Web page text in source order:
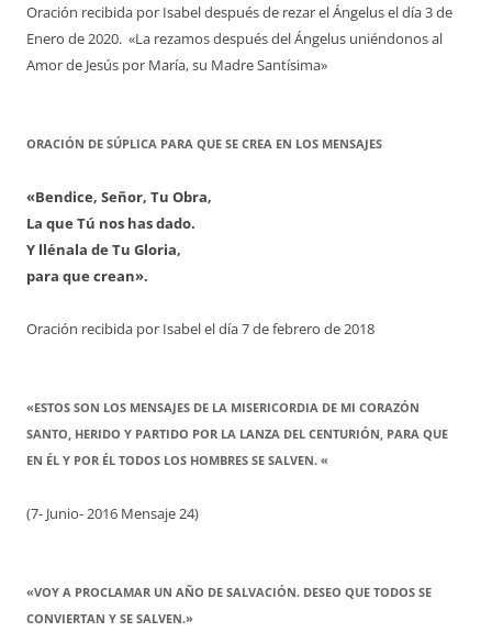
Oración recibida por Isabel después de rezar el Ángelus el día 3 de
Enero de 2020. «La rezamos después del Ángelus uniéndonos al
Amor de Jesús por María, su Madre Santísima»
ORACIÓN DE SÚPLICA PARA QUE SE CREA EN LOS MENSAJES
«Bendice, Señor, Tu Obra,
La que Tú nos has dado.
Y llénala de Tu Gloria,
para que crean».
Oración recibida por Isabel el día 7 de febrero de 2018
«ESTOS SON LOS MENSAJES DE LA MISERICORDIA DE MI CORAZÓN
SANTO, HERIDO Y PARTIDO POR LA LANZA DEL CENTURIÓN, PARA QUE
EN ÉL Y POR ÉL TODOS LOS HOMBRES SE SALVEN. «
(7- Junio- 2016 Mensaje 24)
«VOY A PROCLAMAR UN AÑO DE SALVACIÓN. DESEO QUE TODOS SE
CONVIERTAN Y SE SALVEN.»